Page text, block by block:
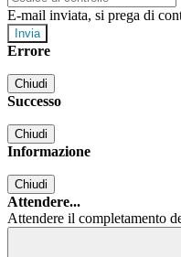
E-mail inviata, si prega di
Errore
Chiudi
Successo
Chiudi
Informazione
Chiudi
Attendere...
Attendere il completamento